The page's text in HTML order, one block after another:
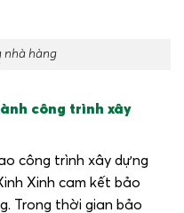
nhà hàng
công trình xây
công trình xây dựng
Xinh cam kết bảo
Trong thời gian bảo